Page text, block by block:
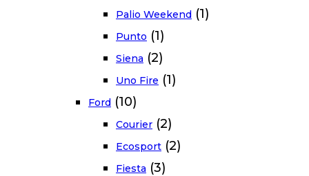
Palio Weekend (1)
Punto (1)
Siena (2)
Uno Fire (1)
Ford (10)
Courier (2)
Ecosport (2)
Fiesta (3)